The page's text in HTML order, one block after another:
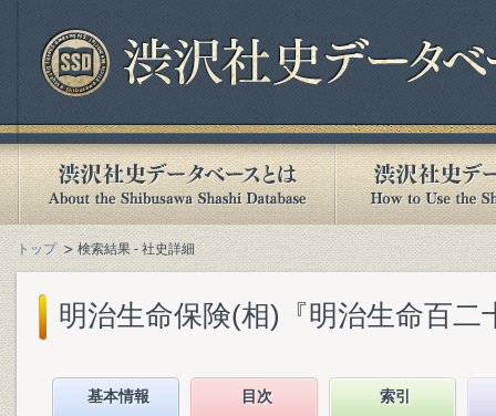
トップ 検索結果 - 社史詳細
明治生命保険(相)『明治生命百二
基本情報 目次 索引